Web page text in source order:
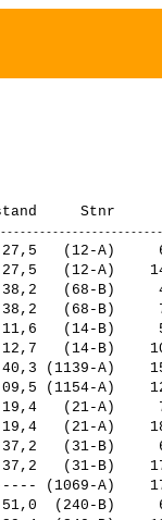
(12-A)
(12-A)
(68-B)
(68-B)
(14-B)
(14-B)
(1139-A)
(1154-A)
(21-A)
(21-A)
(31-B)
(31-B)
(1069-A)
(240-B)